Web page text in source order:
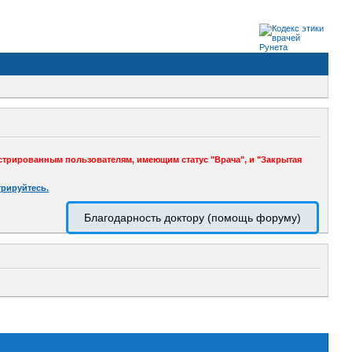
пользователям, имеющим статус "Врача", и "Закрытая
Благодарность доктору (помощь форуму)